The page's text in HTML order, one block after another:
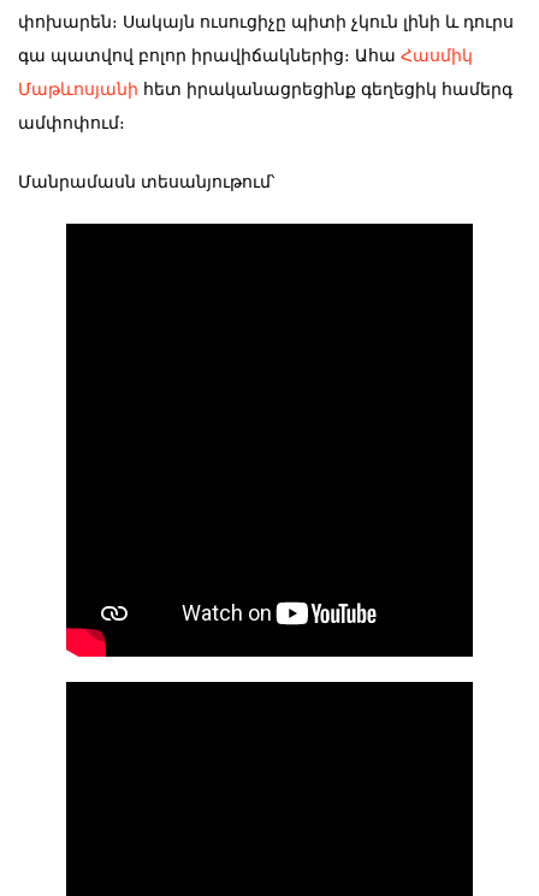
փոխարեն։ Սակայն ուսուցիչը պիտի չկուն լինի և դուրս
գա պատվով բոլոր իրավիճակներից։ Ահա Հասմիկ
Մաթևոսյանի հետ իրականացրեցինք գեղեցիկ համերգ
ամփոփում։
Մանրամասն տեսանյութում՝